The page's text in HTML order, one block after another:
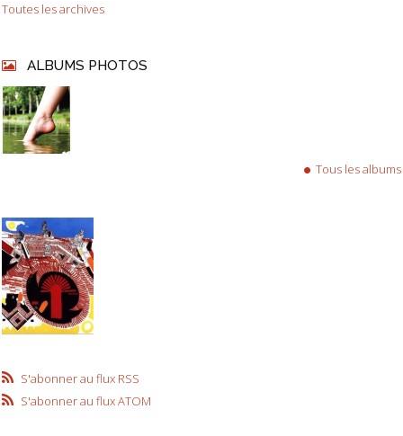
Toutes les archives
ALBUMS PHOTOS
Tous les albums
S'abonner au flux RSS
S'abonner au flux ATOM